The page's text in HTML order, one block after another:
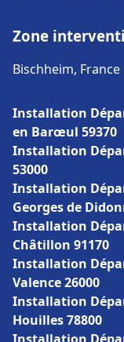
Zone
Bischheim, France
Installation
en Barœul 59370
Installation
53000
Installation
Georges de
Installation
Châtillon 91170
Installation
Valence 26000
Installation
Houilles 78800